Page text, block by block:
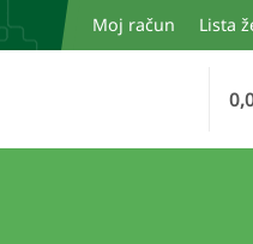
Moj račun Lista